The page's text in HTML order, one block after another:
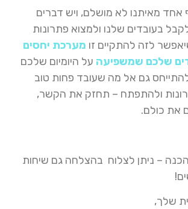
אחד מאיתנו לא מושלם, ויש דברים
בעובדים שלנו ולמצוא פתרונות
לזה להתקיים זו מערכת יחסים
שלכם שמשפיעה על היומיום שלכם
גם אל מה שעובד פחות טוב
ולהתפתח – תחזק את הקשר,
את כולם.
– ניתן לצלוח בהצלחה גם שיחות
שלך,